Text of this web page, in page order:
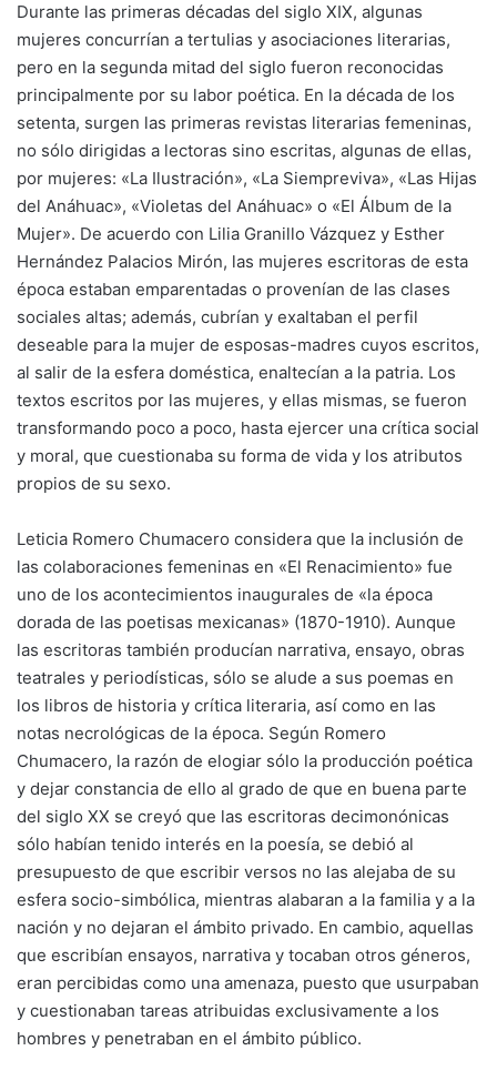
Durante las primeras décadas del siglo XIX, algunas
mujeres concurrían a tertulias y asociaciones literarias,
pero en la segunda mitad del siglo fueron reconocidas
principalmente por su labor poética. En la década de los
setenta, surgen las primeras revistas literarias femeninas,
no sólo dirigidas a lectoras sino escritas, algunas de ellas,
por mujeres: «La Ilustración», «La Siempreviva», «Las Hijas
del Anáhuac», «Violetas del Anáhuac» o «El Álbum de la
Mujer». De acuerdo con Lilia Granillo Vázquez y Esther
Hernández Palacios Mirón, las mujeres escritoras de esta
época estaban emparentadas o provenían de las clases
sociales altas; además, cubrían y exaltaban el perfil
deseable para la mujer de esposas-madres cuyos escritos,
al salir de la esfera doméstica, enaltecían a la patria. Los
textos escritos por las mujeres, y ellas mismas, se fueron
transformando poco a poco, hasta ejercer una crítica social
y moral, que cuestionaba su forma de vida y los atributos
propios de su sexo.
Leticia Romero Chumacero considera que la inclusión de
las colaboraciones femeninas en «El Renacimiento» fue
uno de los acontecimientos inaugurales de «la época
dorada de las poetisas mexicanas» (1870-1910). Aunque
las escritoras también producían narrativa, ensayo, obras
teatrales y periodísticas, sólo se alude a sus poemas en
los libros de historia y crítica literaria, así como en las
notas necrológicas de la época. Según Romero
Chumacero, la razón de elogiar sólo la producción poética
y dejar constancia de ello al grado de que en buena parte
del siglo XX se creyó que las escritoras decimonónicas
sólo habían tenido interés en la poesía, se debió al
presupuesto de que escribir versos no las alejaba de su
esfera socio-simbólica, mientras alabaran a la familia y a la
nación y no dejaran el ámbito privado. En cambio, aquellas
que escribían ensayos, narrativa y tocaban otros géneros,
eran percibidas como una amenaza, puesto que usurpaban
y cuestionaban tareas atribuidas exclusivamente a los
hombres y penetraban en el ámbito público.